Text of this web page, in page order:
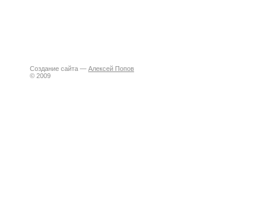
Создание сайта — Алексей Попов
© 2009